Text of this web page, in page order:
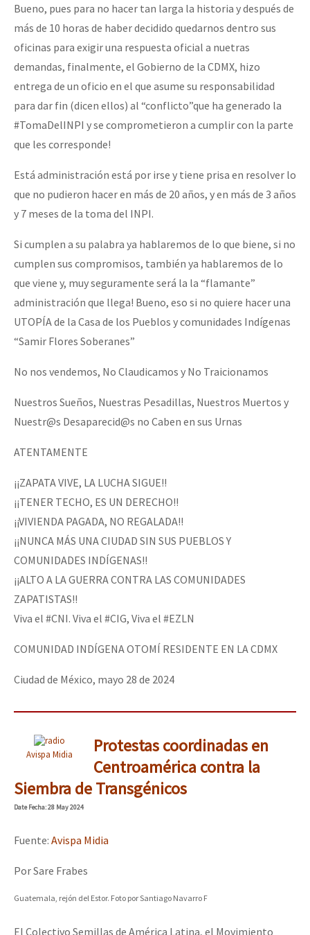
Bueno, pues para no hacer tan larga la historia y después de
más de 10 horas de haber decidido quedarnos dentro sus
oficinas para exigir una respuesta oficial a nuetras
demandas, finalmente, el Gobierno de la CDMX, hizo
entrega de un oficio en el que asume su responsabilidad
para dar fin (dicen ellos) al “conflicto”que ha generado la
#TomaDelINPI y se comprometieron a cumplir con la parte
que les corresponde!
Está administración está por irse y tiene prisa en resolver lo
que no pudieron hacer en más de 20 años, y en más de 3 años
y 7 meses de la toma del INPI.
Si cumplen a su palabra ya hablaremos de lo que biene, si no
cumplen sus compromisos, también ya hablaremos de lo
que viene y, muy seguramente será la la “flamante”
administración que llega! Bueno, eso si no quiere hacer una
UTOPÍA de la Casa de los Pueblos y comunidades Indígenas
“Samir Flores Soberanes”
No nos vendemos, No Claudicamos y No Traicionamos
Nuestros Sueños, Nuestras Pesadillas, Nuestros Muertos y
Nuestr@s Desaparecid@s no Caben en sus Urnas
ATENTAMENTE
¡¡ZAPATA VIVE, LA LUCHA SIGUE!!
¡¡TENER TECHO, ES UN DERECHO!!
¡¡VIVIENDA PAGADA, NO REGALADA!!
¡¡NUNCA MÁS UNA CIUDAD SIN SUS PUEBLOS Y
COMUNIDADES INDÍGENAS!!
¡¡ALTO A LA GUERRA CONTRA LAS COMUNIDADES
ZAPATISTAS!!
Viva el #CNI. Viva el #CIG, Viva el #EZLN
COMUNIDAD INDÍGENA OTOMÍ RESIDENTE EN LA CDMX
Ciudad de México, mayo 28 de 2024
Avispa Midia
Protestas coordinadas en
Centroamérica contra la
Siembra de Transgénicos
DateFecha: 28 May 2024
Fuente: Avispa Midia
Por Sare Frabes
Guatemala, rejón del Estor. Foto por Santiago Navarro F
El Colectivo Semillas de América Latina, el Movimiento